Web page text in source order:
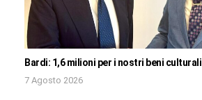
Bardi: 1,6 milioni per i nostri beni culturali
7 Agosto 2026